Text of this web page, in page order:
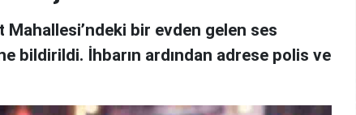
Mahallesi’ndeki bir evden gelen ses
bildirildi. İhbarın ardından adrese polis ve